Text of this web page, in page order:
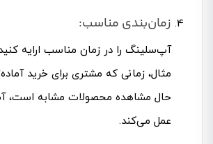
زمان‌بندی مناسب:
آپ‌سلینگ را در زمان مناسب ارایه
مثال، زمانی که مشتری برای خرید
حال مشاهده محصولات مشابه است،
عمل می‌کند.